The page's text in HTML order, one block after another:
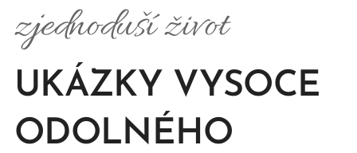
zjednoduší život
UKÁZKY VYSOCE
ODOLNÉHO